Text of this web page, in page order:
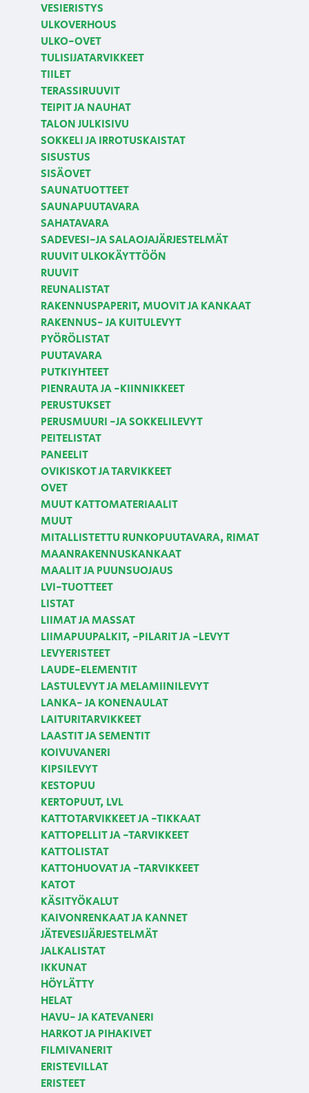
VESIERISTYS
ULKOVERHOUS
ULKO-OVET
TULISIJATARVIKKEET
TIILET
TERASSIRUUVIT
TEIPIT JA NAUHAT
TALON JULKISIVU
SOKKELI JA IRROTUSKAISTAT
SISUSTUS
SISÄOVET
SAUNATUOTTEET
SAUNAPUUTAVARA
SAHATAVARA
SADEVESI-JA SALAOJAJÄRJESTELMÄT
RUUVIT ULKOKÄYTTÖÖN
RUUVIT
REUNALISTAT
RAKENNUSPAPERIT, MUOVIT JA KANKAAT
RAKENNUS- JA KUITULEVYT
PYÖRÖLISTAT
PUUTAVARA
PUTKIYHTEET
PIENRAUTA JA -KIINNIKKEET
PERUSTUKSET
PERUSMUURI -JA SOKKELILEVYT
PEITELISTAT
PANEELIT
OVIKISKOT JA TARVIKKEET
OVET
MUUT KATTOMATERIAALIT
MUUT
MITALLISTETTU RUNKOPUUTAVARA, RIMAT
MAANRAKENNUSKANKAAT
MAALIT JA PUUNSUOJAUS
LVI-TUOTTEET
LISTAT
LIIMAT JA MASSAT
LIIMAPUUPALKIT, -PILARIT JA -LEVYT
LEVYERISTEET
LAUDE-ELEMENTIT
LASTULEVYT JA MELAMIINILEVYT
LANKA- JA KONENAULAT
LAITURITARVIKKEET
LAASTIT JA SEMENTIT
KOIVUVANERI
KIPSILEVYT
KESTOPUU
KERTOPUUT, LVL
KATTOTARVIKKEET JA -TIKKAAT
KATTOPELLIT JA -TARVIKKEET
KATTOLISTAT
KATTOHUOVAT JA -TARVIKKEET
KATOT
KÄSITYÖKALUT
KAIVONRENKAAT JA KANNET
JÄTEVESIJÄRJESTELMÄT
JALKALISTAT
IKKUNAT
HÖYLÄTTY
HELAT
HAVU- JA KATEVANERI
HARKOT JA PIHAKIVET
FILMIVANERIT
ERISTEVILLAT
ERISTEET